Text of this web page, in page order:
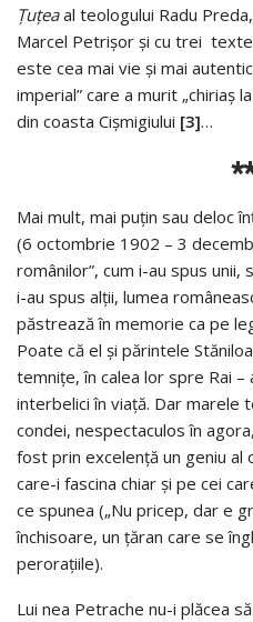
Țuțeaal teologului Radu
Marcel Petrișor și cu trei
este cea mai vie și mai
imperial” care a murit „chiriaș
din coasta Cișmigiului [3]…
Mai mult, mai puțin sau deloc
(6 octombrie 1902 – 3
românilor”, cum i-au spus unii,
i-au spus alţii, lumea
păstrează în memorie ca pe
Poate că el şi părintele
temniţe, în calea lor spre Rai –
interbelici în viaţă. Dar marele
condei, nespectaculos în
fost prin excelenţă un geniu al
care-i fascina chiar şi pe cei
ce spunea („Nu pricep, dar e
închisoare, un ţăran care se
peroraţiile).
Lui nea Petrache nu-i plăcea